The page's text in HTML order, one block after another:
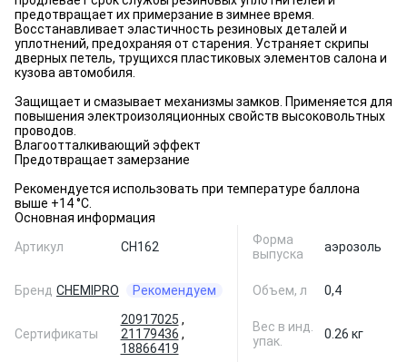
предотвращает их примерзание в зимнее время.
Восстанавливает эластичность резиновых деталей и
уплотнений, предохраняя от старения. Устраняет скрипы
дверных петель, трущихся пластиковых элементов салона и
кузова автомобиля.
Защищает и смазывает механизмы замков. Применяется для
повышения электроизоляционных свойств высоковольтных
проводов.
Влагоотталкивающий эффект
Предотвращает замерзание
Рекомендуется использовать при температуре баллона
выше +14 °С.
Основная информация
Артикул
CH162
Бренд CHEMIPRO Рекомендуем
Сертификаты
20917025 ,
21179436 ,
18866419
Форма
выпуска
аэрозоль
Объем, л 0,4
Вес в инд.
упак.
0.26 кг